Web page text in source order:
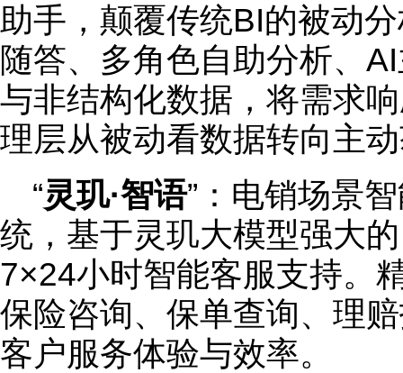
助手，颠覆传统BI的被动
随答、多角色自助分析、
与非结构化数据，将需求
理层从被动看数据转向主
“灵玑·智语”：电销场景
统，基于灵玑大模型强大
7×24小时智能客服支持。
保险咨询、保单查询、理
客户服务体验与效率。